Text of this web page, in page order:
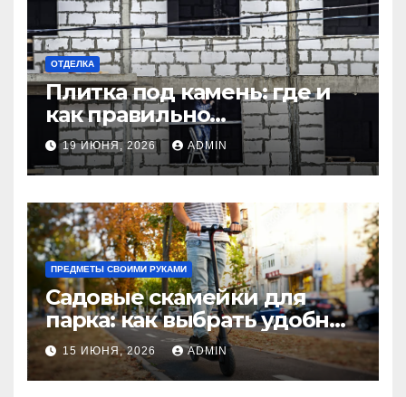
ОТДЕЛКА
Плитка под камень: где и
как правильно
использовать в интерьере
комнаты?
19 ИЮНЯ, 2026 ADMIN
ПРЕДМЕТЫ СВОИМИ РУКАМИ
Садовые скамейки для
парка: как выбрать удобные
и долговечные модели
Madmetal.ru
15 ИЮНЯ, 2026 ADMIN